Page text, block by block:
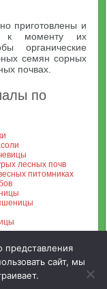
приготовлены и
к моменту их
органические
семян сорных
почвах.
по
лесных почв
питомниках
сайт
представления
сайт, мы